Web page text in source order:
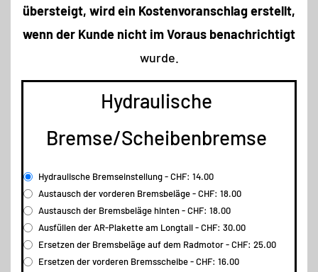
übersteigt, wird ein Kostenvoranschlag erstellt,
wenn der Kunde nicht im Voraus benachrichtigt
wurde.
Hydraulische
Bremse/Scheibenbremse
Hydraulische Bremseinstellung - CHF: 14.00
Austausch der vorderen Bremsbeläge - CHF: 18.00
Austausch der Bremsbeläge hinten - CHF: 18.00
Ausfüllen der AR-Plakette am Longtail - CHF: 30.00
Ersetzen der Bremsbeläge auf dem Radmotor - CHF: 25.00
Ersetzen der vorderen Bremsscheibe - CHF: 16.00